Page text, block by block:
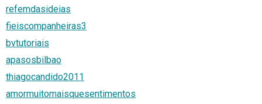
refemdasideias
fieiscompanheiras3
bvtutoriais
apasosbilbao
thiagocandido2011
amormuitomaisquesentimentos